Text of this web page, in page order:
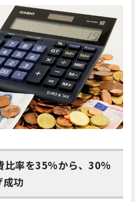
比率を35%から、30%
成功